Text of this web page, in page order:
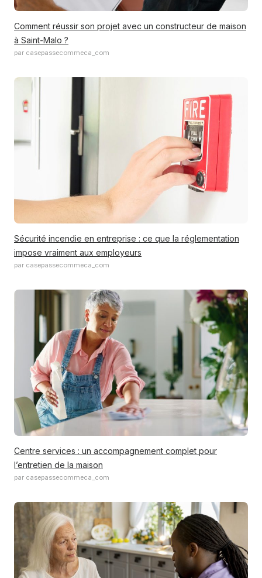
Comment réussir son projet avec un constructeur de maison
à Saint-Malo ?
par casepassecommeca_com
Sécurité incendie en entreprise : ce que la réglementation
impose vraiment aux employeurs
par casepassecommeca_com
Centre services : un accompagnement complet pour
l’entretien de la maison
par casepassecommeca_com